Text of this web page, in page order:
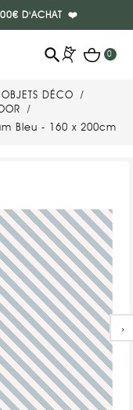
D'ACHAT ❤️
search 0
OBJETS DÉCO
Bleu - 160 x 200cm
›